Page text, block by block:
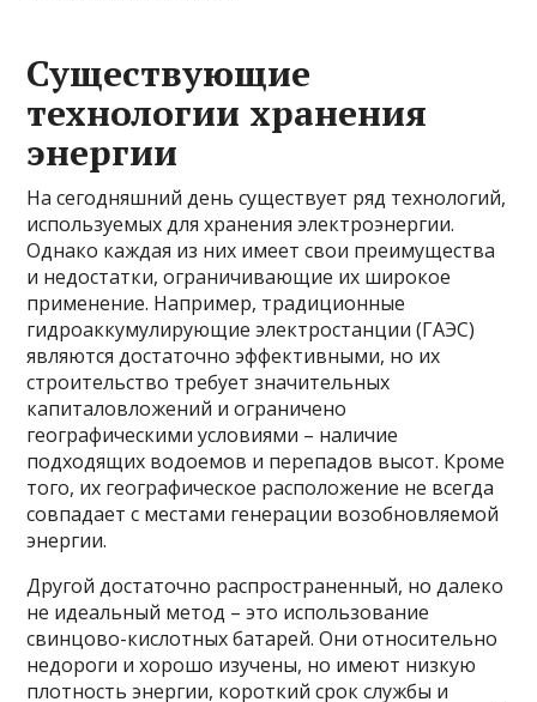
Существующие
технологии хранения
энергии
На сегодняшний день существует ряд технологий,
используемых для хранения электроэнергии.
Однако каждая из них имеет свои преимущества
и недостатки, ограничивающие их широкое
применение. Например, традиционные
гидроаккумулирующие электростанции (ГАЭС)
являются достаточно эффективными, но их
строительство требует значительных
капиталовложений и ограничено
географическими условиями – наличие
подходящих водоемов и перепадов высот. Кроме
того, их географическое расположение не всегда
совпадает с местами генерации возобновляемой
энергии.
Другой достаточно распространенный, но далеко
не идеальный метод – это использование
свинцово-кислотных батарей. Они относительно
недороги и хорошо изучены, но имеют низкую
плотность энергии, короткий срок службы и